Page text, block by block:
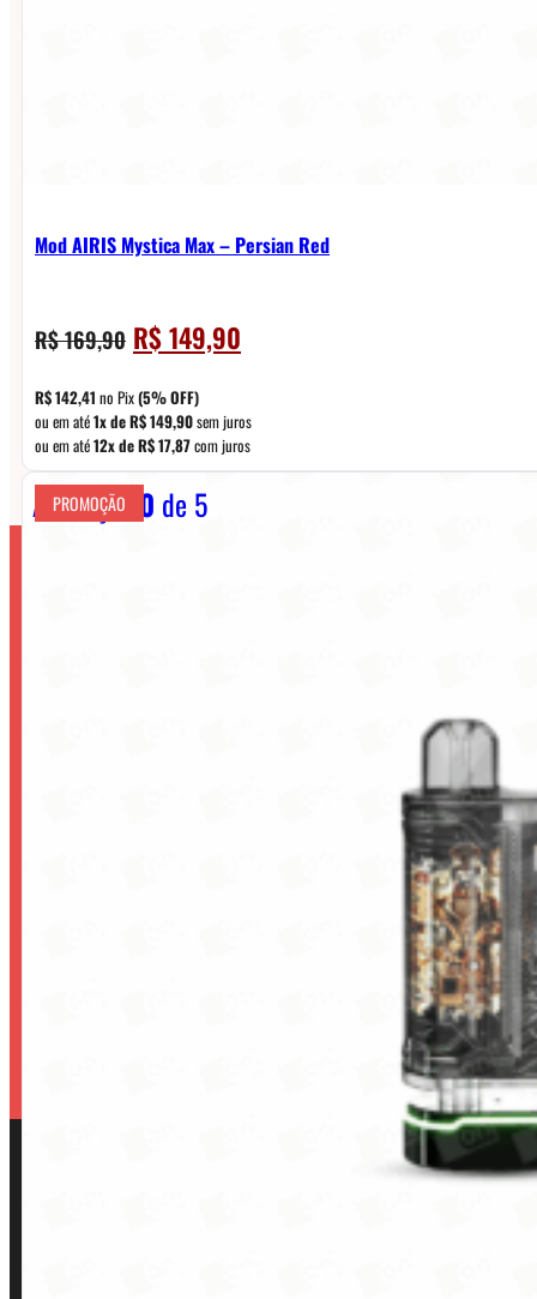
Mod AIRIS Mystica Max – Persian Red
R$169,90 O
preço
original
era:
R$ 169,90.
R$149,90
preço
é:
R$ 149,90.
R$142,41 no Pix(5% OFF)
ou em até1x deR$149,90sem juros
ou em até12x deR$17,87com juros
Avaliação 0 de 5
PROMOÇÃO